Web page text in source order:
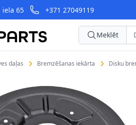
iela 65 +371 27049119
Meklēt
daļas Bremzēšanas iekārta Disku